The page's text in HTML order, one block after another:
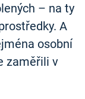
– na ty
A
osobní
zaměřili v